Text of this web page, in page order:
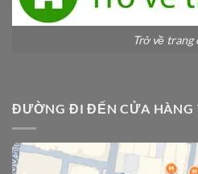
Trở về trang
ĐƯỜNG ĐI ĐẾN CỬA HÀNG